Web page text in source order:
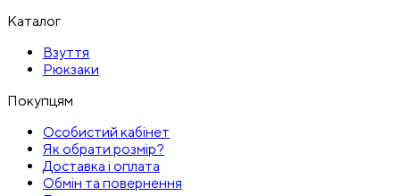
Каталог
Взуття
Рюкзаки
Покупцям
Особистий кабінет
Як обрати розмір?
Доставка і оплата
Обмін та повернення